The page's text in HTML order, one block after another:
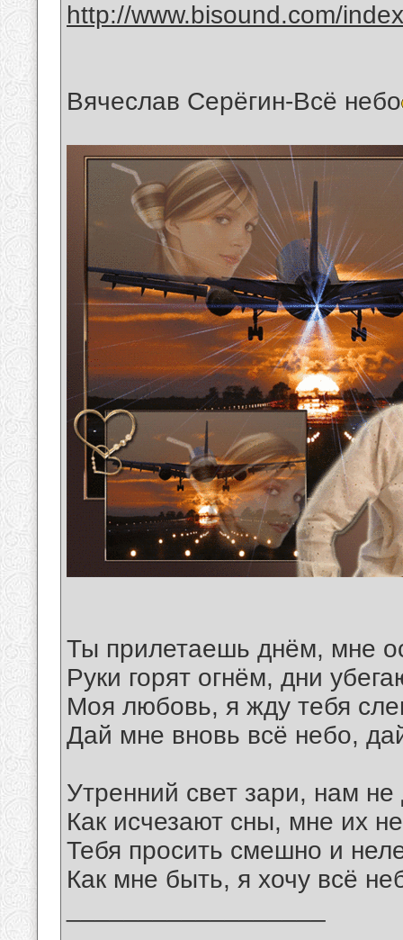
http://www.bisound.com/
Вячеслав Серёгин-Всё небо
Ты прилетаешь днём, мне
Руки горят огнём, дни
Моя любовь, я жду тебя
Дай мне вновь всё небо,
Утренний свет зари, нам не
Как исчезают сны, мне их
Тебя просить смешно и
Как мне быть, я хочу всё